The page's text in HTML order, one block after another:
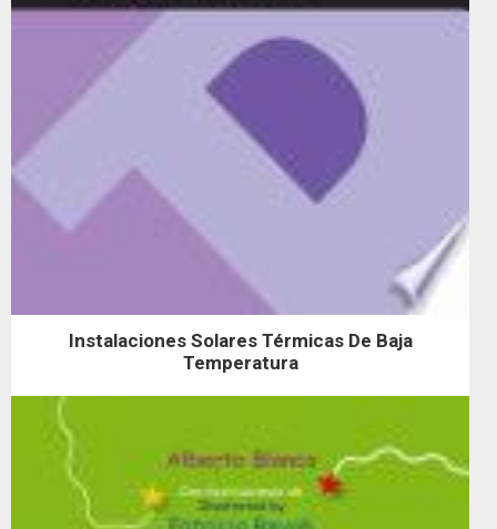
Instalaciones Solares Térmicas De Baja
Temperatura